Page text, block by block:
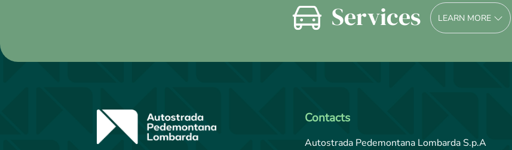
Services LEARN MORE
Contacts
Autostrada Pedemontana Lombarda S.p.A